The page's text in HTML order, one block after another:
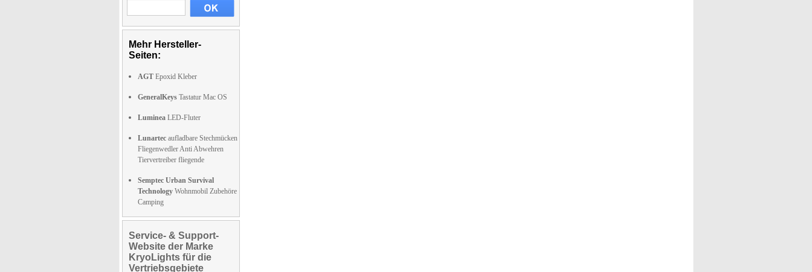
Mehr Hersteller-
Seiten:
AGT Epoxid Kleber
GeneralKeys Tastatur Mac OS
Luminea LED-Fluter
Lunartec aufladbare Stechmücken
Fliegenwedler Anti Abwehren
Tiervertreiber fliegende
Semptec Urban Survival
Technology Wohnmobil Zubehöre
Camping
Service- & Support-
Website der Marke
KryoLights für die
Vertriebsgebiete